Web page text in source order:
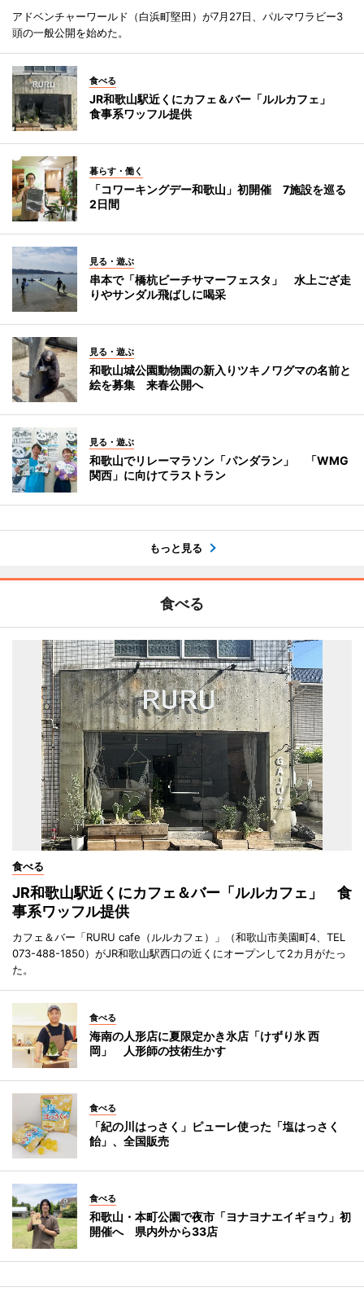
アドベンチャーワールド（白浜町堅田）が7月27日、パルマワラビー3
頭の一般公開を始めた。
食べる
JR和歌山駅近くにカフェ＆バー「ルルカフェ」
食事系ワッフル提供
暮らす・働く
「コワーキングデー和歌山」初開催 7施設を巡る
2日間
見る・遊ぶ
串本で「橋杭ビーチサマーフェスタ」 水上ござ走
りやサンダル飛ばしに喝采
見る・遊ぶ
和歌山城公園動物園の新入りツキノワグマの名前と
絵を募集 来春公開へ
見る・遊ぶ
和歌山でリレーマラソン「パンダラン」 「WMG
関西」に向けてラストラン
もっと見る
食べる
食べる
JR和歌山駅近くにカフェ＆バー「ルルカフェ」 食
事系ワッフル提供
カフェ＆バー「RURU cafe（ルルカフェ）」（和歌山市美園町4、TEL
073-488-1850）がJR和歌山駅西口の近くにオープンして2カ月がたっ
た。
食べる
海南の人形店に夏限定かき氷店「けずり氷 西
岡」 人形師の技術生かす
食べる
「紀の川はっさく」ピューレ使った「塩はっさく
飴」、全国販売
食べる
和歌山・本町公園で夜市「ヨナヨナエイギョウ」初
開催へ 県内外から33店